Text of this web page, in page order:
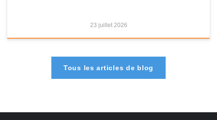
23 juillet 2026
Tous les articles de blog